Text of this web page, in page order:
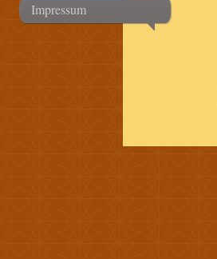
Impressum